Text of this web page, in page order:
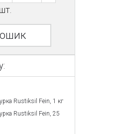
Rustiksil Fein, 1 кг
Rustiksil Fein, 25